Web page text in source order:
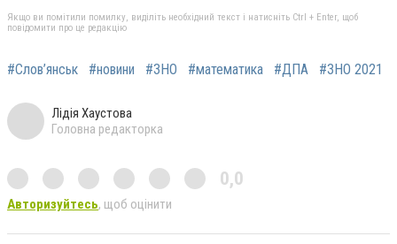
Якщо ви помітили помилку, виділіть необхідний текст і натисніть Ctrl + Enter, щоб
повідомити про це редакцію
#Слов’янськ #новини #ЗНО #математика #ДПА #ЗНО 2021
Лідія Хаустова
Головна редакторка
0,0
Авторизуйтесь, щоб оцінити